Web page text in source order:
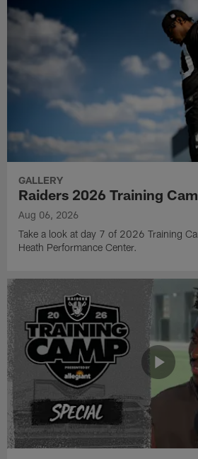
GALLERY
Raiders 2026 Training
Aug 06, 2026
Take a look at day 7 of 2026 Training
Heath Performance Center.